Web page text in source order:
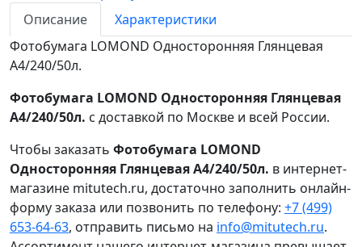
Описание
Характеристики
Фотобумага LOMOND Односторонняя Глянцевая
A4/240/50л.
Фотобумага LOMOND Односторонняя Глянцевая
A4/240/50л. с доставкой по Москве и всей России.
Чтобы заказать Фотобумага LOMOND
Односторонняя Глянцевая A4/240/50л. в интернет-
магазине mitutech.ru, достаточно заполнить онлайн-
форму заказа или позвонить по телефону: +7 (499)
653-64-63, отправить письмо на info@mitutech.ru.